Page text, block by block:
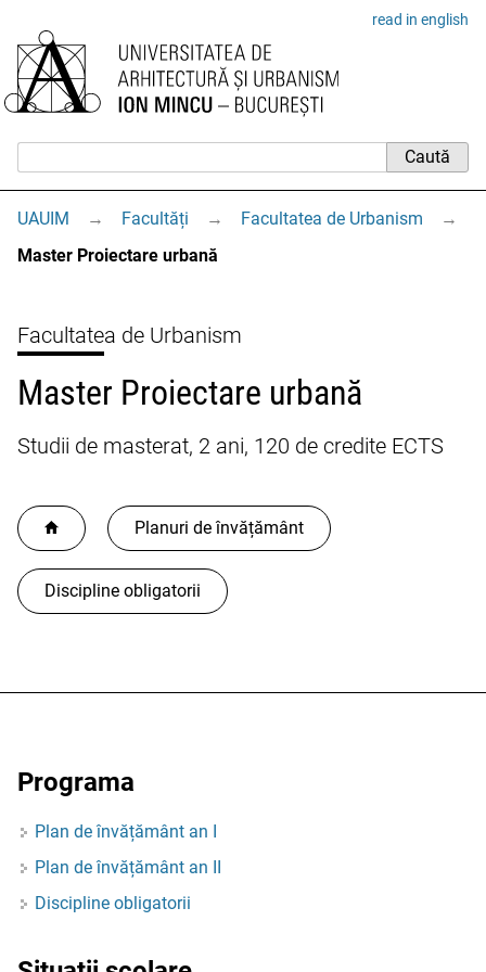
read in english
UAUIM → Facultăți → Facultatea de Urbanism
→
Master Proiectare urbană
Facultatea de Urbanism
Master Proiectare urbană
Studii de masterat, 2 ani, 120 de credite ECTS
Planuri de învățământ
Discipline obligatorii
Programa
Plan de învățământ an I
Plan de învățământ an II
Discipline obligatorii